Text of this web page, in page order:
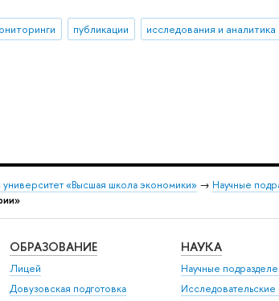
публикации исследования и аналитика
«Высшая школа экономики» → Научные
ОБРАЗОВАНИЕ
Лицей
Довузовская подготовка
НАУКА
Научные
Исследовательские